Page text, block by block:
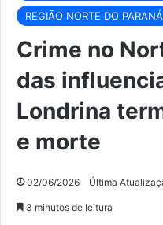
REGIÃO NORTE DO PARANÁ
Crime no
das
Londrina
e morte
02/06/2026 Última
3 minutos de leitura